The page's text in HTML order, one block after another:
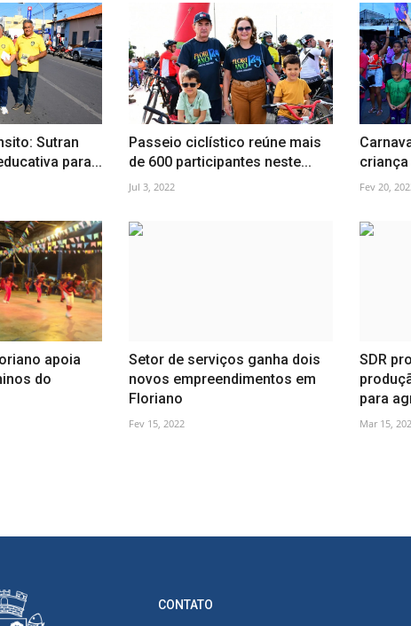
Sutran
para...
Passeio ciclístico reúne mais
de 600 participantes neste...
Jul 3, 2022 Fev 20,
apoia
do
Setor de serviços ganha dois
novos empreendimentos em
Floriano
Fev 15, 2022
SDR
para
Mar 15,
CONTATO